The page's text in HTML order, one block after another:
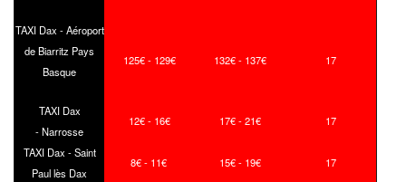
TAXI Dax - Aéroport
de Biarritz Pays
Basque
125€ - 129€ 132€ - 137€ 17
TAXI Dax
- Narrosse
12€ - 16€ 17€ - 21€ 17
TAXI Dax - Saint
Paul lès Dax
8€ - 11€ 15€ - 19€ 17